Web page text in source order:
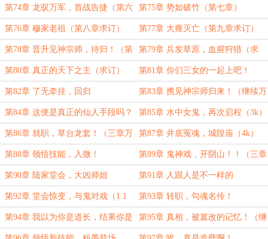
订） （第五章求订）
第74章 龙驭万军，首战告捷（第六
章）
第75章 势如破竹（第七章）
第76章 穆家老祖（第八章求订） 第77章 大雍灭亡（第九章求订）
第78章 晋升见神宗师，待归！（第
十章吐血求订！）
第79章 兵发草原，血腥狩猎（求
订）
第80章 真正的天下之主（求订） 第81章 你们三女的一起上吧！
第82章 了无牵挂，回归 第83章 携见神宗师归来！（继续万
字求订！）
第84章 这便是真正的仙人手段吗？
（4K）
第85章 水中女鬼，再次启程（3k）
第86章 就职，草台龙套！（三章万
字求订）
第87章 井底冤魂，城隍庙（4k）
第88章 领悟技能，入微！ 第89章 鬼神戏，开阴山！！（三章
万字求订求月票）
第90章 陆家堂会，大凶师姐 第91章 人跟人是不一样的
第92章 堂会惊变，与鬼对戏（1.1
万求订）
第93章 转职，勾魂名伶！
第94章 我以为你是道长，结果你是 第95章 真相，被篡改的记忆！（继